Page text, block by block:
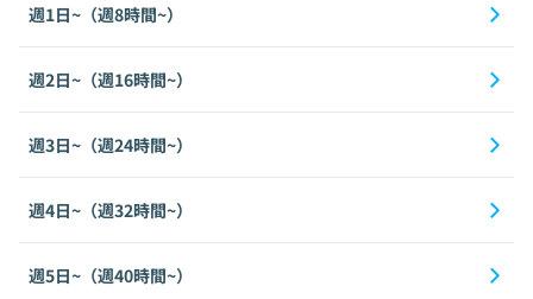
週1日~（週8時間~）
週2日~（週16時間~）
週3日~（週24時間~）
週4日~（週32時間~）
週5日~（週40時間~）